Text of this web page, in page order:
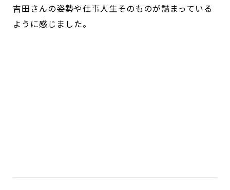
吉田さんの姿勢や仕事人生そのものが詰まっている
ように感じました。